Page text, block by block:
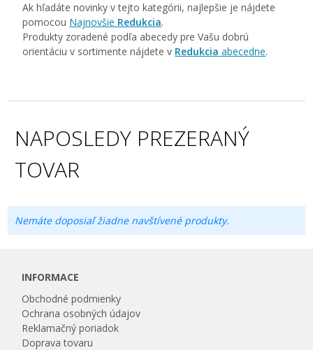
Ak hľadáte novinky v tejto kategórii, najlepšie je nájdete
pomocou Najnovšie Redukcia.
Produkty zoradené podľa abecedy pre Vašu dobrú
orientáciu v sortimente nájdete v Redukcia abecedne.
NAPOSLEDY PREZERANÝ
TOVAR
Nemáte doposiaľ žiadne navštívené produkty.
INFORMACE
Obchodné podmienky
Ochrana osobných údajov
Reklamačný poriadok
Doprava tovaru